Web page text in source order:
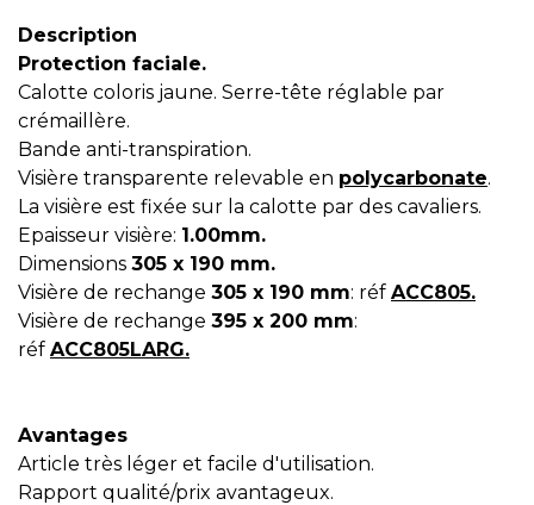
Description
Protection faciale.
Calotte coloris jaune. Serre-tête réglable par
crémaillère.
Bande anti-transpiration.
Visière transparente relevable en polycarbonate.
La visière est fixée sur la calotte par des cavaliers.
Epaisseur visière: 1.00mm.
Dimensions 305 x 190 mm.
Visière de rechange 305 x 190 mm: réf ACC805.
Visière de rechange 395 x 200 mm:
réf ACC805LARG.
Avantages
Article très léger et facile d'utilisation.
Rapport qualité/prix avantageux.